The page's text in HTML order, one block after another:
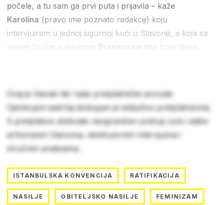
počele, a tu sam ga prvi puta i prijavila – kaže
Karolina (pravo ime poznato redakciji) koju
intervjuiram u jednoj sigurnoj kući u Slavoniji, a koja sa
svojim bivšim suprugom Branimirom im a troje djece.
Ovaj je članak dio naše pretplatničke ponude.
Cjelokupni sadržaj dostupan je isključivo pretplatnicima.
S pretplatom dobivate neograničen pristup svim našim
arhiviranim člancima, ekskluzivnim intervjuima i
stručnim analizama.
ISTANBULSKA KONVENCIJA RATIFIKACIJA
NASILJE OBITELJSKO NASILJE FEMINIZAM